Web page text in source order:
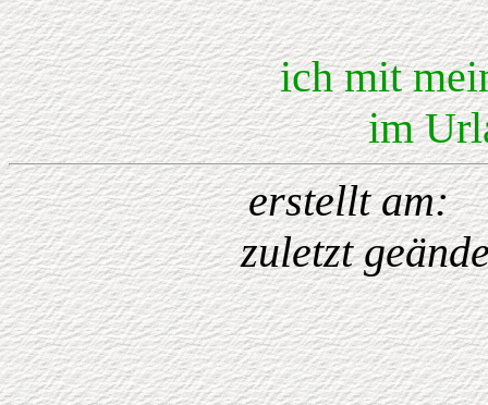
ich mit
im
erstellt
zuletzt